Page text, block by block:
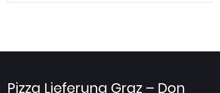
Pizza Lieferung Graz – Don